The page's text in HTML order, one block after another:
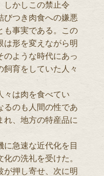
しかしこの禁止令
びつき肉食への嫌悪
も事実である。この
は形を変えながら明
のような時代にあっ
飼育をしていた人々
々は肉を食べてい
るのも人間の性であ
れ、地方の特産品に
に急速な近代化を目
の洗礼を受けた。
が押し寄せ、次に明